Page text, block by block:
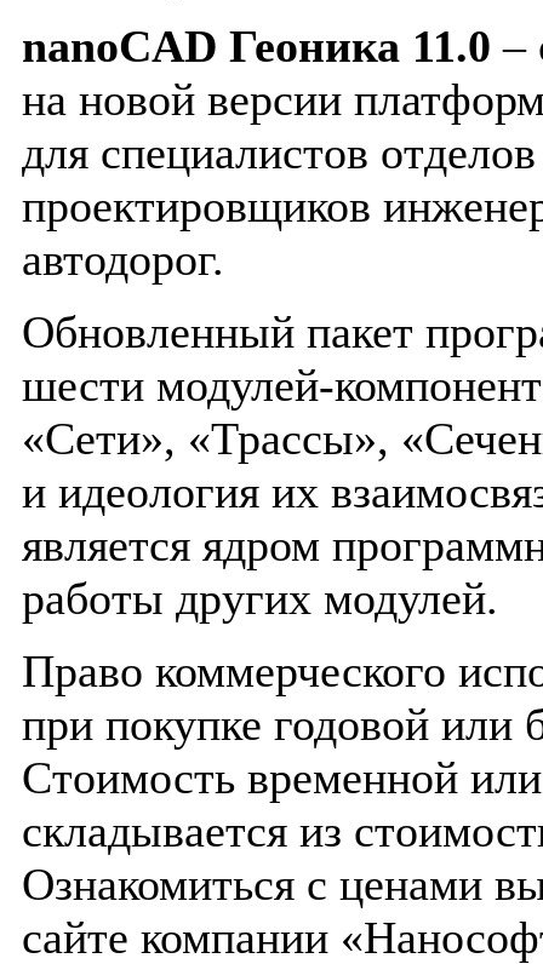
nanoCAD Геоника 11.0 –
на новой версии
для специалистов
проектировщиков
автодорог.
Обновленный пакет
шести модулей-
«Сети», «Трассы»,
и идеология их
является ядром
работы других модулей.
Право коммерческого
при покупке годовой или
Стоимость временной
складывается из
Ознакомиться с ценами
сайте компании